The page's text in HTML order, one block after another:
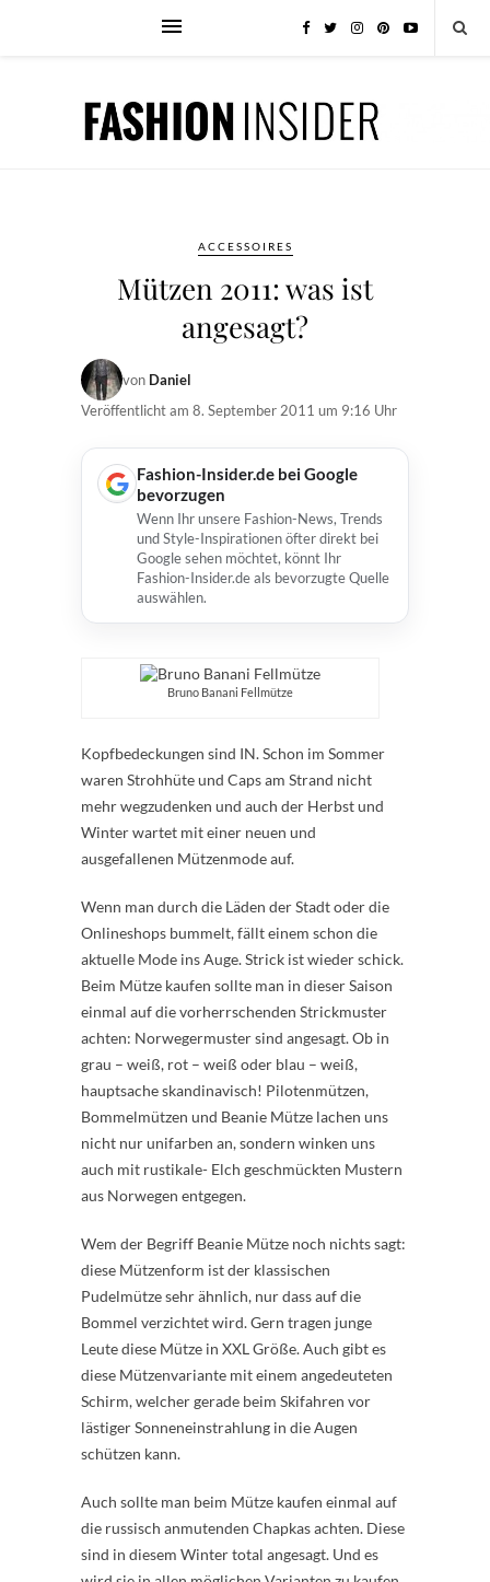
ACCESSOIRES
Mützen 2011: was ist
angesagt?
von Daniel
Veröffentlicht am 8. September 2011 um 9:16 Uhr
Fashion-Insider.de bei Google
bevorzugen
Wenn Ihr unsere Fashion-News, Trends
und Style-Inspirationen öfter direkt bei
Google sehen möchtet, könnt Ihr
Fashion-Insider.de als bevorzugte Quelle
auswählen.
Bruno Banani Fellmütze
Kopfbedeckungen sind IN. Schon im Sommer
waren Strohhüte und Caps am Strand nicht
mehr wegzudenken und auch der Herbst und
Winter wartet mit einer neuen und
ausgefallenen Mützenmode auf.
Wenn man durch die Läden der Stadt oder die
Onlineshops bummelt, fällt einem schon die
aktuelle Mode ins Auge. Strick ist wieder schick.
Beim Mütze kaufen sollte man in dieser Saison
einmal auf die vorherrschenden Strickmuster
achten: Norwegermuster sind angesagt. Ob in
grau – weiß, rot – weiß oder blau – weiß,
hauptsache skandinavisch! Pilotenmützen,
Bommelmützen und Beanie Mütze lachen uns
nicht nur unifarben an, sondern winken uns
auch mit rustikale- Elch geschmückten Mustern
aus Norwegen entgegen.
Wem der Begriff Beanie Mütze noch nichts sagt:
diese Mützenform ist der klassischen
Pudelmütze sehr ähnlich, nur dass auf die
Bommel verzichtet wird. Gern tragen junge
Leute diese Mütze in XXL Größe. Auch gibt es
diese Mützenvariante mit einem angedeuteten
Schirm, welcher gerade beim Skifahren vor
lästiger Sonneneinstrahlung in die Augen
schützen kann.
Auch sollte man beim Mütze kaufen einmal auf
die russisch anmutenden Chapkas achten. Diese
sind in diesem Winter total angesagt. Und es